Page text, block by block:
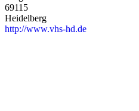
69115
Heidelberg
http://www.vhs-hd.de